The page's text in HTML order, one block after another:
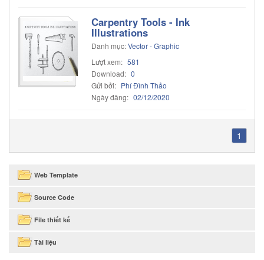
Carpentry Tools - Ink
Illustrations
Danh mục:Vector - Graphic
Lượt xem: 581
Download: 0
Gửi bởi: Phí Đình Thảo
Ngày đăng: 02/12/2020
1
Web Template
Source Code
File thiết kế
Tài liệu